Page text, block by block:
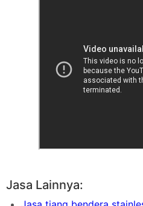
Jasa Lainnya: